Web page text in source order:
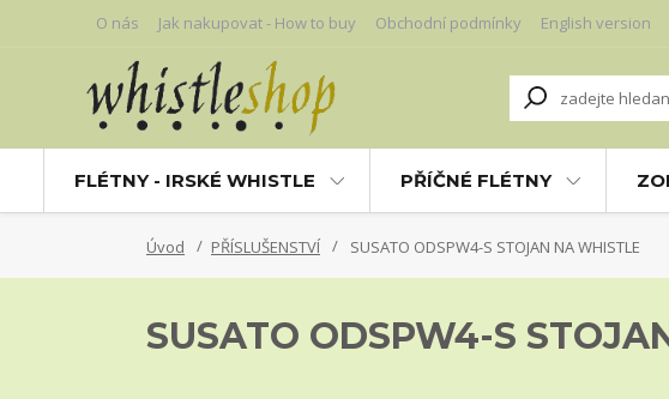
O nás Jak nakupovat - How to buy Obchodní podmínky English version
FLÉTNY - IRSKÉ WHISTLE PŘÍČNÉ FLÉTNY
Úvod PŘÍSLUŠENSTVÍ SUSATO ODSPW4-S STOJAN NA WHISTLE
SUSATO ODSPW4-S